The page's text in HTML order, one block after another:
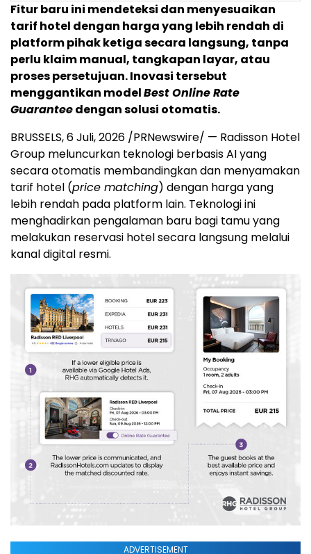
Fitur baru ini mendeteksi dan menyesuaikan
tarif hotel dengan harga yang lebih rendah di
platform pihak ketiga secara langsung, tanpa
perlu klaim manual, tangkapan layar, atau
proses persetujuan. Inovasi tersebut
menggantikan modelBest Online Rate
Guaranteedengan solusi otomatis.
BRUSSELS,6 Juli, 2026 /PRNewswire/ — Radisson Hotel
Group meluncurkan teknologi berbasis AI yang
secara otomatis membandingkan dan menyamakan
tarif hotel (price matching) dengan harga yang
lebih rendah pada platform lain. Teknologi ini
menghadirkan pengalaman baru bagi tamu yang
melakukan reservasi hotel secara langsung melalui
kanal digital resmi.
ADVERTISEMENT